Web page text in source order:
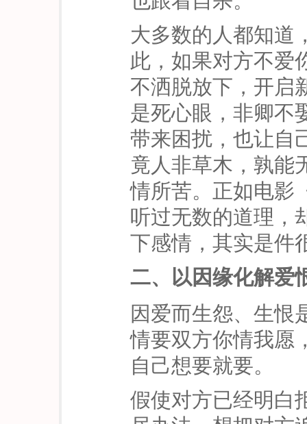
大多数的人都知道
此，如果对方不爱
不洒脱放下，开启
是死心眼，非卿不
带来困扰，也让自
竟人非草木，孰能
情所苦。正如电影
听过无数的道理，
下感情，其实是件
二、以因缘化解爱
因爱而生怨、生恨
情要双方你情我愿
自己想要就要。
假使对方已经明白